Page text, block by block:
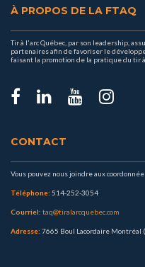
À PROPOS DE LA FTAQ
Tir à l'arc Québec, par son leadership,
partenaires afin de favoriser le
faisant la promotion de la pratique du tir à
CONTACT
Vous pouvez nous joindre aux
Téléphone: 514-252-3054
Courriel: taq@tiralarcquebec.com
Adresse: 7665 Boul Lacordaire Montréal